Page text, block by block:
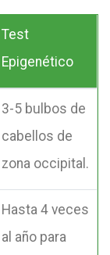
Test
Epigenético
3-5 bulbos de
cabellos de
zona occipital.
Hasta 4 veces
al año para